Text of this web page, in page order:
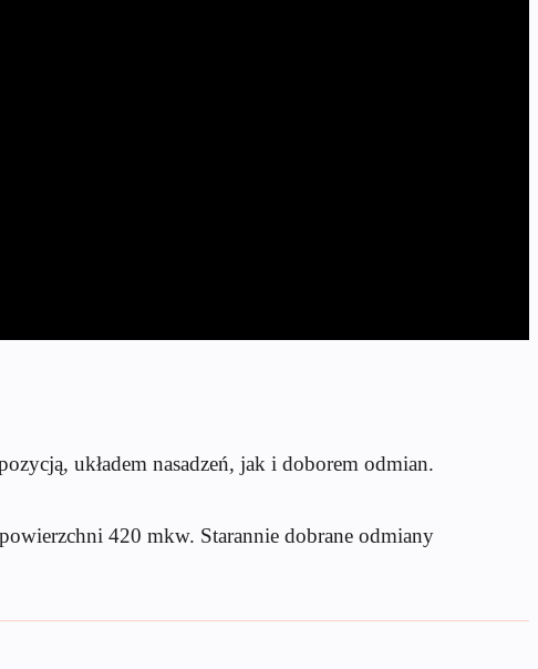
układem nasadzeń, jak i doborem odmian.
420 mkw. Starannie dobrane odmiany